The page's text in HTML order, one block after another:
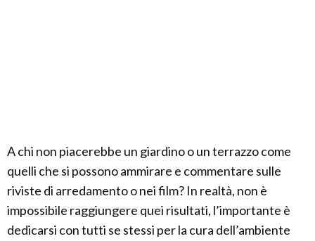
A chi non piacerebbe un giardino o un terrazzo come
quelli che si possono ammirare e commentare sulle
riviste di arredamento o nei film? In realtà, non è
impossibile raggiungere quei risultati, l’importante è
dedicarsi con tutti se stessi per la cura dell’ambiente